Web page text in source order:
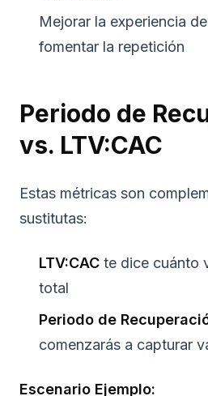
Mejorar la experiencia
fomentar la repetición
Periodo de
vs. LTV:CAC
Estas métricas son
sustitutas:
LTV:CAC te dice cuánto
total
Periodo de
comenzarás a capturar
Escenario Ejemplo: